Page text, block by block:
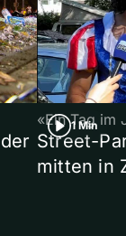
1 Min
«Ein Tag im
Street-
mitten in